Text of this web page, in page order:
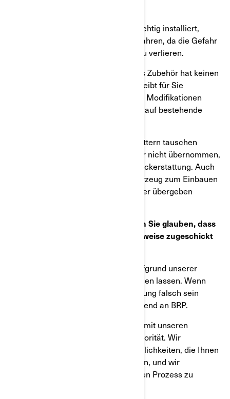
Ist der rote Sicherheitsring NICHT richtig installiert,
sollten Sie mit dem Fahrzeug nicht fahren, da die Gefahr
besteht ein Rad während der Fahrt zu verlieren.
Eine Modifikation oder angebrachtes Zubehör hat keinen
Einfluss auf die Durchführung und bleibt für Sie
kostenfrei. Eventuell vorgenommene Modifikationen
haben in diesem Fall keinen Einfluss auf bestehende
Sollten Sie vorher bereits die Radmuttern tauschen
müssen und BRP hat diese Reparatur nicht übernommen,
kontaktieren Sie uns bitte für eine Rückerstattung. Auch
in einem solchen Falle muss Ihr Fahrzeug zum Einbauen
der neuen Radmuttern an den Händler übergeben
Was sollten Sie unternehmen, wenn Sie glauben, dass
Ihnen diese Mitteilung fälschlicherweise zugeschickt
Diese Mitteilung haben wir Ihnen aufgrund unserer
vorliegenden Informationen zukommen lassen. Wenn
irgendwelche Daten in dieser Mitteilung falsch sein
sollten, wenden Sie sich bitte umgehend an BRP.
Die Sicherheit und die Zufriedenheit mit unseren
Fahrzeugen habe bei uns oberste Priorität. Wir
entschuldigen uns für die Unannehmlichkeiten, die Ihnen
durch diese Aktion entstehen könnten, und wir
unternehmen alle Anstrengungen, den Prozess zu